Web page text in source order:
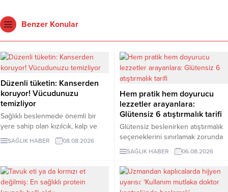
Benzer Konular
Düzenli tüketin: Kanserden
koruyor! Vücudunuzu
temizliyor
Sağlıklı beslenmede önemli bir
yere sahip olan kızılcık, kalp ve
damar sistemini desteklerken
bağışıklık sisteminin güçlenmesine
karşı koruyucu etkileriyle bilinen
kızılcık, bazı kanser türlerine karşı
koruyucu rol oynarken vücuttaki
SAĞLIK HABER 08.08.2026
Hem pratik hem doyurucu
lezzetler arayanlara:
Glütensiz 6 atıştırmalık tarifi
Glütensiz beslenirken atıştırmalık
seçeneklerini sınırlamak zorunda
değilsiniz. Evde kolayca
hazırlayabileceğiniz bu 5 glütensiz
tarif, hem pratik hem de lezzetli
alternatifler sunuyor.
SAĞLIK HABER 06.08.2026